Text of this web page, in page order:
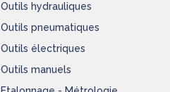
Outils hydrauliques
Outils pneumatiques
Outils électriques
Outils manuels